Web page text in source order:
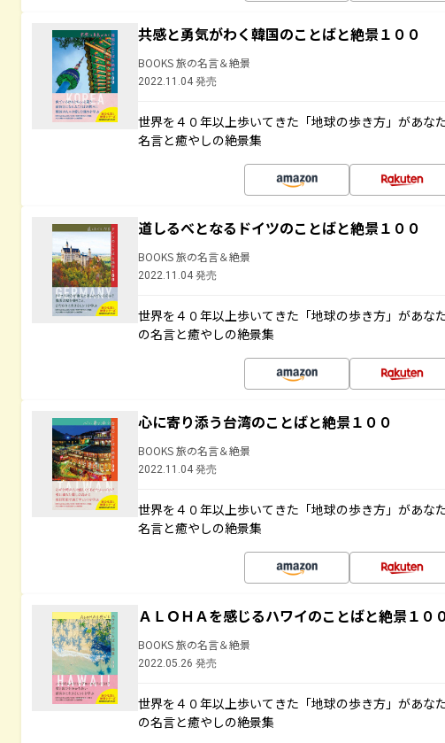
共感と勇気がわく韓国のことばと絶景１００
BOOKS 旅の名言＆絶景
2022.11.04 発売
世界を４０年以上歩いてきた「地球の歩き方」があな
名言と癒やしの絶景集
道しるべとなるドイツのことばと絶景１００
BOOKS 旅の名言＆絶景
2022.11.04 発売
世界を４０年以上歩いてきた「地球の歩き方」があな
の名言と癒やしの絶景集
心に寄り添う台湾のことばと絶景１００
BOOKS 旅の名言＆絶景
2022.11.04 発売
世界を４０年以上歩いてきた「地球の歩き方」があな
名言と癒やしの絶景集
ＡＬＯＨＡを感じるハワイのことばと絶景１０
BOOKS 旅の名言＆絶景
2022.05.26 発売
世界を４０年以上歩いてきた「地球の歩き方」があな
の名言と癒やしの絶景集